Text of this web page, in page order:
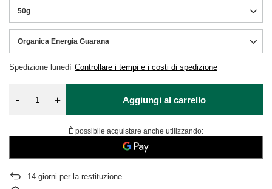
50g
Organica Energia Guarana
Spedizione lunedì Controllare i tempi e i costi di spedizione
- + Aggiungi al carrello
È possibile acquistare anche utilizzando:
14 giorni per la restituzione